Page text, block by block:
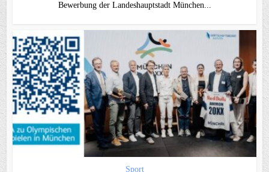
Bewerbung der Landeshauptstadt München...
Sport